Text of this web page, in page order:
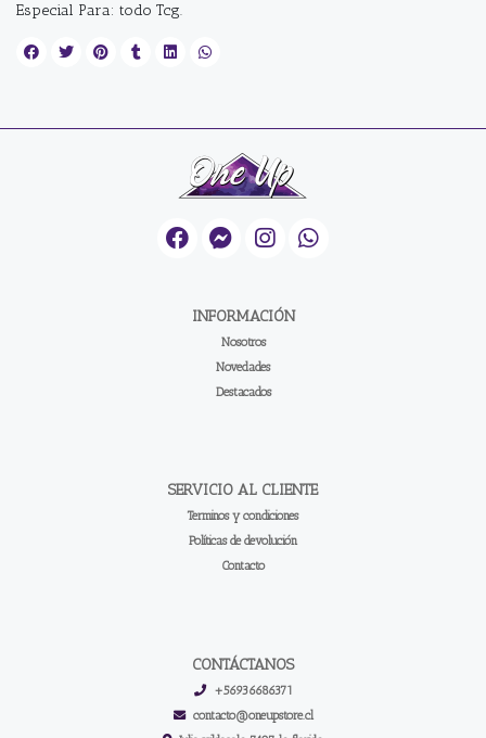
Especial Para: todo Tcg.
INFORMACIÓN
Nosotros
Novedades
Destacados
SERVICIO AL CLIENTE
Terminos y condiciones
Políticas de devolución
Contacto
CONTÁCTANOS
+56936686371
contacto@oneupstore.cl